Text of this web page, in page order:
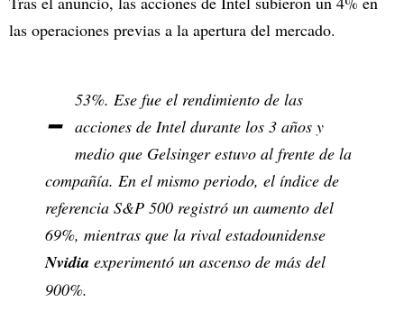
las operaciones previas a la apertura del mercado.
- 53%. Ese fue el rendimiento de las
acciones de Intel durante los 3 años y
medio que Gelsinger estuvo al frente de la
compañía. En el mismo periodo, el índice de
referencia S&P 500 registró un aumento del
69%, mientras que la rival estadounidense
Nvidia experimentó un ascenso de más del
900%.